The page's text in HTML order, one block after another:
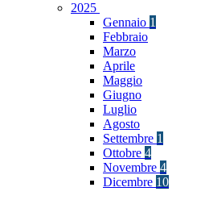
2025
Gennaio 1
Febbraio
Marzo
Aprile
Maggio
Giugno
Luglio
Agosto
Settembre 1
Ottobre 4
Novembre 4
Dicembre 10